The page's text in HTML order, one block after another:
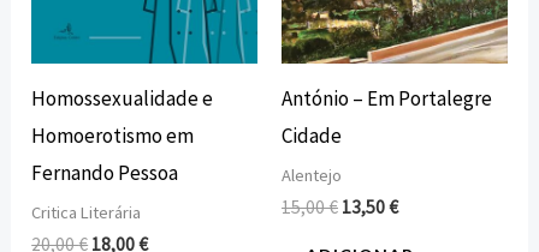
Homossexualidade e
Homoerotismo em
Fernando Pessoa
Critica Literária
20,00€ 18,00€
António – Em Portalegre
Cidade
Alentejo
15,00€ 13,50€